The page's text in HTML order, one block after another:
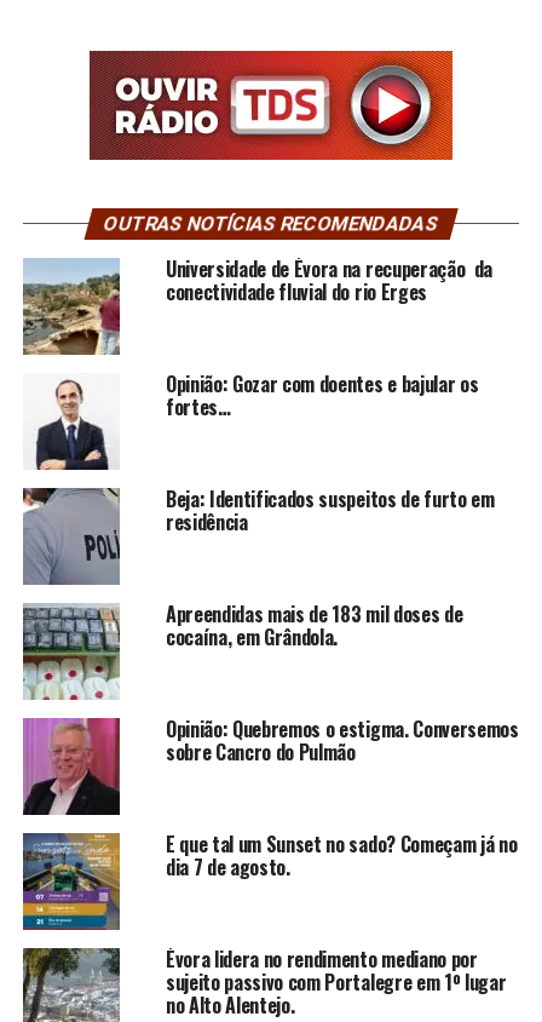
OUTRAS NOTÍCIAS RECOMENDADAS
Universidade de Évora na recuperação da
conectividade fluvial do rio Erges
Opinião: Gozar com doentes e bajular os
fortes…
Beja: Identificados suspeitos de furto em
residência
Apreendidas mais de 183 mil doses de
cocaína, em Grândola.
Opinião: Quebremos o estigma. Conversemos
sobre Cancro do Pulmão
E que tal um Sunset no sado? Começam já no
dia 7 de agosto.
Évora lidera no rendimento mediano por
sujeito passivo com Portalegre em 1º lugar
no Alto Alentejo.